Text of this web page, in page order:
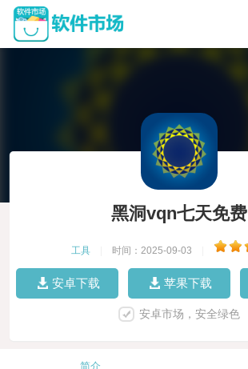
黑洞vqn七天免费
工具 时间：2025-09-03
安卓下载 苹果下载
安卓市场，安全绿色
简介